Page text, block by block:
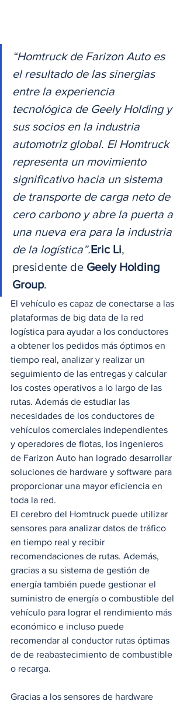
“Homtruck de Farizon Auto es
el resultado de las sinergias
entre la experiencia
tecnológica de Geely Holding y
sus socios en la industria
automotriz global. El Homtruck
representa un movimiento
significativo hacia un sistema
de transporte de carga neto de
cero carbono y abre la puerta a
una nueva era para la industria
de la logística”.Eric Li,
presidente de Geely Holding
Group.
El vehículo es capaz de conectarse a las
plataformas de big data de la red
logística para ayudar a los conductores
a obtener los pedidos más óptimos en
tiempo real, analizar y realizar un
seguimiento de las entregas y calcular
los costes operativos a lo largo de las
rutas. Además de estudiar las
necesidades de los conductores de
vehículos comerciales independientes
y operadores de flotas, los ingenieros
de Farizon Auto han logrado desarrollar
soluciones de hardware y software para
proporcionar una mayor eficiencia en
toda la red.
El cerebro del Homtruck puede utilizar
sensores para analizar datos de tráfico
en tiempo real y recibir
recomendaciones de rutas. Además,
gracias a su sistema de gestión de
energía también puede gestionar el
suministro de energía o combustible del
vehículo para lograr el rendimiento más
económico e incluso puede
recomendar al conductor rutas óptimas
de de reabastecimiento de combustible
o recarga.
Gracias a los sensores de hardware